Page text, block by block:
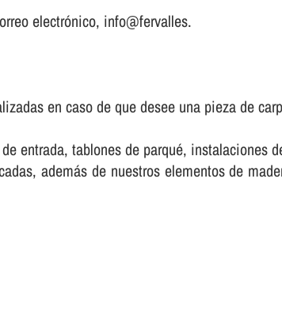
electrónico, info@fervalles.
en caso de que desee una pieza de
entrada, tablones de parqué, instalaciones
además de nuestros elementos de